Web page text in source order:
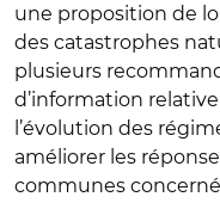
une proposition de
des catastrophes
plusieurs
d’information
l’évolution des
améliorer les
communes
© capture d'écran de